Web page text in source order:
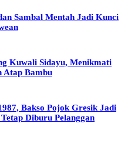
Sambal Mentah Jadi Kunci
Kuwali Sidayu, Menikmati
Atap Bambu
Bakso Pojok Gresik Jadi
Diburu Pelanggan